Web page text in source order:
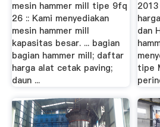
mesin hammer mill tipe 9fq
26 :: Kami menyediakan
mesin hammer mill
kapasitas besar. ... bagian
bagian hammer mill; daftar
harga alat cetak paving;
daun ...
dan
tipe